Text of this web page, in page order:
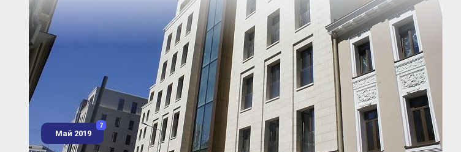
Май 2019
7